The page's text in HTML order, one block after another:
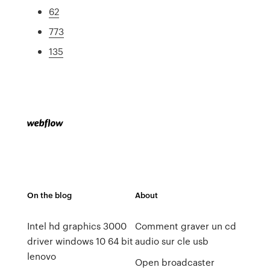
62
773
135
On the blog
Intel hd graphics 3000
driver windows 10 64 bit
lenovo
About
Comment graver un cd
audio sur cle usb
Open broadcaster